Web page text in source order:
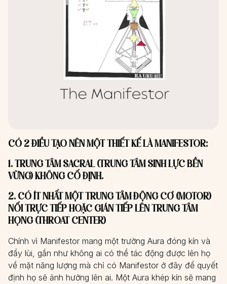
CÓ 2 ĐIỀU TẠO NÊN MỘT THIẾT KẾ LÀ MANIFESTOR:
1. TRUNG TÂM SACRAL (TRUNG TÂM SINH LỰC BỀN
VỮNG) KHÔNG CỐ ĐỊNH.
2. CÓ ÍT NHẤT MỘT TRUNG TÂM ĐỘNG CƠ (MOTOR)
NỐI TRỰC TIẾP HOẶC GIÁN TIẾP LÊN TRUNG TÂM
HỌNG (THROAT CENTER)
Chính vì Manifestor mang một trường Aura đóng kín và
đẩy lùi, gần như không ai có thể tác động được lên họ
về mặt năng lượng mà chỉ có Manifestor ở đây để quyết
định họ sẽ ảnh hưởng lên ai. Một Aura khép kín sẽ mang